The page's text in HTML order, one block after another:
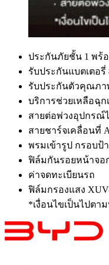
ประกันภัยชั้น 1 พร้อ
รับประกันแบตเตอรี่
รับประกันตัวคุณภา
บริการช่วยเหลือฉุก
สายต่อพ่วงอุปกรณ์
สายชาร์จเคลื่อนที่
พรมเข้ารูป​ กรอบป้
ฟิล์มกันรอยหน้าจอ
ค่าจดทะเบียนรถ
ฟิล์มกรองแสง
*เงื่อนไขเป็นไปต